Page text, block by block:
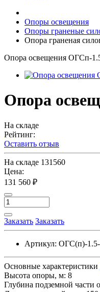
Опоры освещения
Опоры граненые
Опора граненая
Опора освещения ОГСп-
Опора
На складе
Рейтинг:
Оставить отзыв
На складе 131560
Цена:
131 560 ₽
Заказать Заказать
Артикул: ОГС(п)-1.5-
Основные характеристики
Высота опоры, м: 8
Глубина подземной части